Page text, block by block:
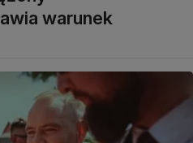
warunek